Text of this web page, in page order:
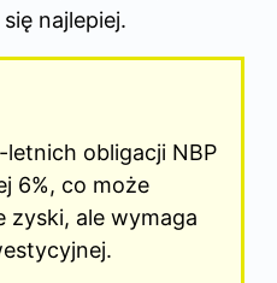
najlepiej.
obligacji NBP
6%, co może
zyski, ale wymaga